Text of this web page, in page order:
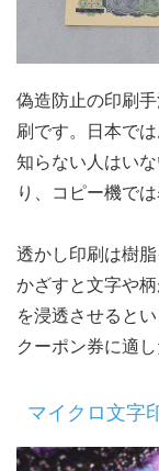
偽造防止の印刷
刷です。日本で
知らない人はい
り、コピー機で
透かし印刷は樹
かざすと文字や
を浸透させると
クーポン券に適
マイクロ文字